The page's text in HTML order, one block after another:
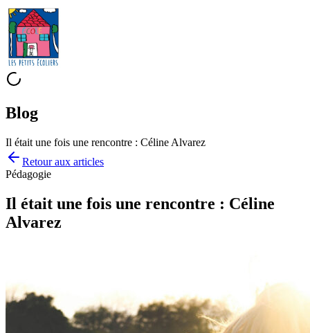
Blog
Il était une fois une rencontre : Céline Alvarez
Retour aux articles
Pédagogie
Il était une fois une rencontre : Céline
Alvarez